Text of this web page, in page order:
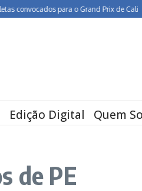
para o Grand Prix de Cali
Edição Digital Quem
de PE